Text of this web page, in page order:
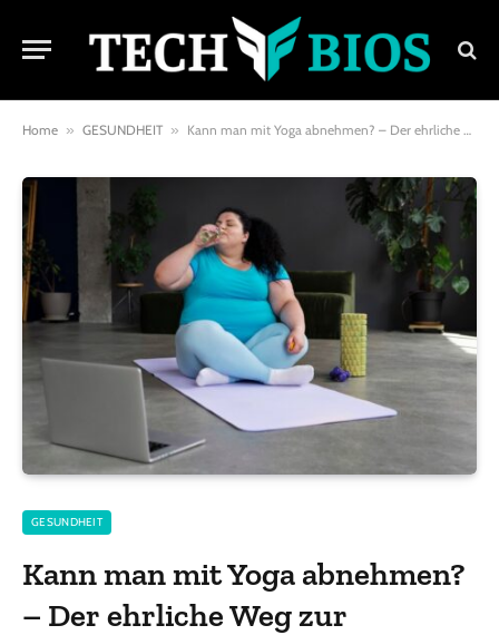
Home » GESUNDHEIT » Kann man mit Yoga abnehmen? – Der ehrliche Weg zur Wunschfigur durch Achtsamkeit
GESUNDHEIT
Kann man mit Yoga abnehmen?
– Der ehrliche Weg zur